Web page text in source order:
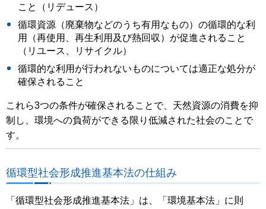
こと（リデュース）
循環資源（廃棄物などのうち有用なもの）の循環的な利
用（再使用、再生利用及び熱回収）が促進されること
（リユース、リサイクル）
循環的な利用が行われないものについては適正な処分が
確保されること
これら3つの条件が確保されることで、天然資源の消費を抑
制し、環境への負荷ができる限り低減された社会のことで
す。
循環型社会形成推進基本法の仕組み
「循環型社会形成推進基本法」は、「環境基本法」に則